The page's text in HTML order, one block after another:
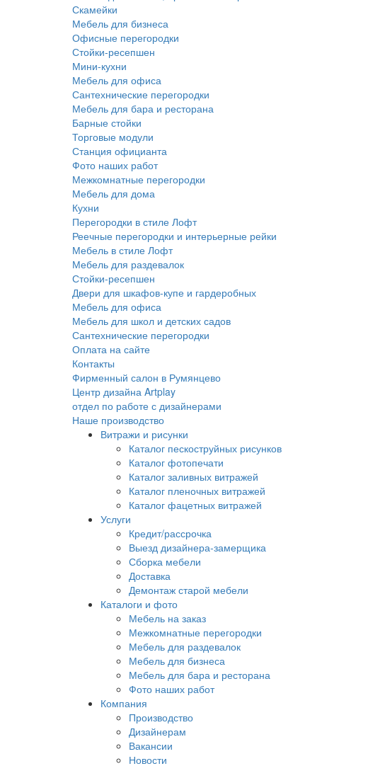
Скамейки
Мебель для бизнеса
Офисные перегородки
Стойки-ресепшен
Мини-кухни
Мебель для офиса
Сантехнические перегородки
Мебель для бара и ресторана
Барные стойки
Торговые модули
Станция официанта
Фото наших работ
Межкомнатные перегородки
Мебель для дома
Кухни
Перегородки в стиле Лофт
Реечные перегородки и интерьерные рейки
Мебель в стиле Лофт
Мебель для раздевалок
Стойки-ресепшен
Двери для шкафов-купе и гардеробных
Мебель для офиса
Мебель для школ и детских садов
Сантехнические перегородки
Оплата на сайте
Контакты
Фирменный салон в Румянцево
Центр дизайна Artplay
отдел по работе с дизайнерами
Наше производство
Витражи и рисунки
Каталог пескоструйных рисунков
Каталог фотопечати
Каталог заливных витражей
Каталог пленочных витражей
Каталог фацетных витражей
Услуги
Кредит/рассрочка
Выезд дизайнера-замерщика
Сборка мебели
Доставка
Демонтаж старой мебели
Каталоги и фото
Мебель на заказ
Межкомнатные перегородки
Мебель для раздевалок
Мебель для бизнеса
Мебель для бара и ресторана
Фото наших работ
Компания
Производство
Дизайнерам
Вакансии
Новости